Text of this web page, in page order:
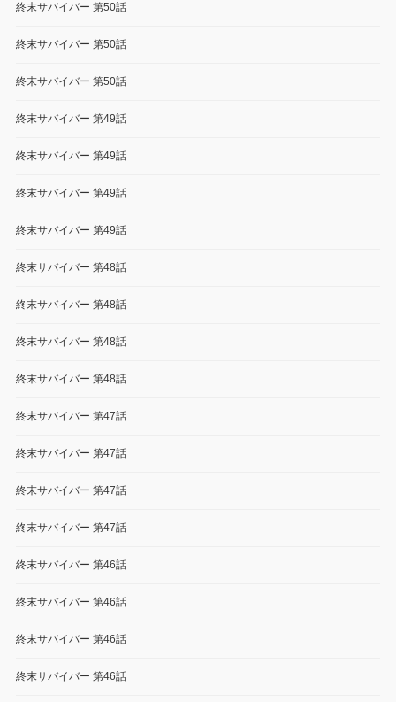
終末サバイバー 第50話
終末サバイバー 第50話
終末サバイバー 第50話
終末サバイバー 第49話
終末サバイバー 第49話
終末サバイバー 第49話
終末サバイバー 第49話
終末サバイバー 第48話
終末サバイバー 第48話
終末サバイバー 第48話
終末サバイバー 第48話
終末サバイバー 第47話
終末サバイバー 第47話
終末サバイバー 第47話
終末サバイバー 第47話
終末サバイバー 第46話
終末サバイバー 第46話
終末サバイバー 第46話
終末サバイバー 第46話